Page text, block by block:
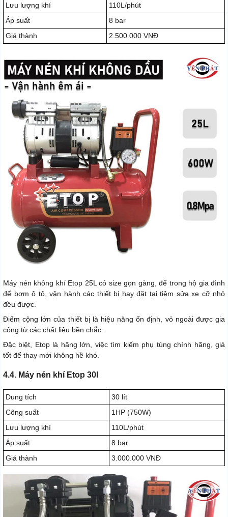
Lưu lượng khí
110L/phút
Áp suất
8 bar
Giá thành
2.500.000 VNĐ
Máy nén không khí Etop 25L có size gọn gàng, để trong hộ gia đình
để bơm ô tô, vận hành các thiết bị hay đặt tại tiệm sửa xe cỡ nhỏ
đều được.
Điểm cộng lớn của thiết bị là hiệu năng ổn định, vỏ ngoài được gia
công từ các chất liệu bền chắc.
Đặc biệt, Etop là hãng lớn, việc tìm kiếm phụ tùng chính hãng, giá
tốt để thay mới không hề khó.
4.4. Máy nén khí Etop 30l
Dung tích
30 lít
Công suất
1HP (750W)
Lưu lượng khí
110L/phút
Áp suất
8 bar
Giá thành
3.000.000 VNĐ